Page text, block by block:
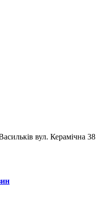
вул. Керамічна 38